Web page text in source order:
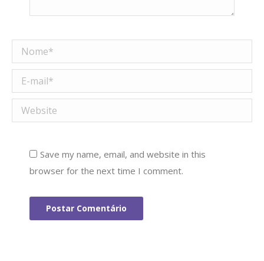
Nome *
E-mail *
Website
Save my name, email, and website in this
browser for the next time I comment.
Postar Comentário